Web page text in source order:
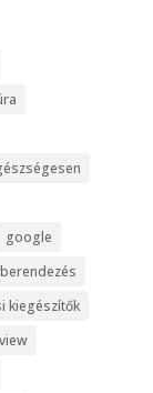
google
kiegészítők